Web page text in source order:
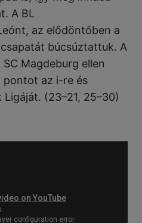
A BL
az elődöntőben a
búcsúztattuk. A
Magdeburg ellen
pontot az i-re és
(23–21, 25–30)